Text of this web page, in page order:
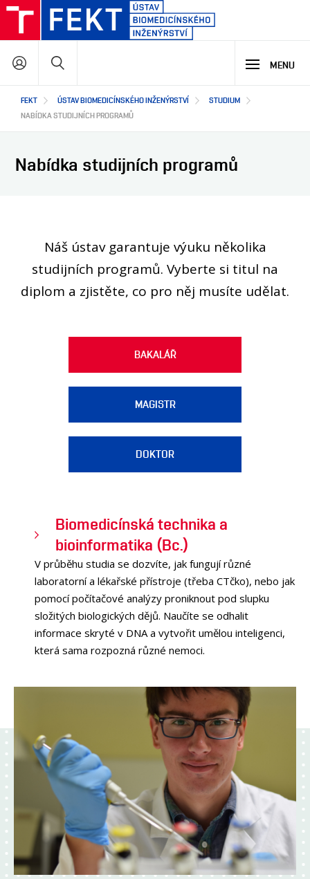
Přejít
hlavnímu
obsahu
Hlavní
navigace
STUDIUM
NABÍDKA STUDIJNÍCH PROGRAMŮ
VÝZKUMNÉ LABORATOŘE
STŘEDOŠKOLSKÁ ODBORNÁ ČINNOST
JAK S NÁMI SPOLUPRACOVAT
NAŠI PARTNEŘI
O NÁS
O ÚSTAVU
LABORATOŘE
EN
MENU
FEKT ÚSTAV BIOMEDICÍNSKÉHO INŽENÝRSTVÍ
STUDIUM
NABÍDKA STUDIJNÍCH PROGRAMŮ
Nabídka studijních programů
Náš ústav garantuje výuku několika
studijních programů. Vyberte si titul na
diplom a zjistěte, co pro něj musíte udělat.
BAKALÁŘ
MAGISTR
DOKTOR
Biomedicínská technika a
bioinformatika (Bc.)
V průběhu studia se dozvíte, jak fungují různé
laboratorní a lékařské přístroje (třeba CTčko), nebo jak
pomocí počítačové analýzy proniknout pod slupku
složitých biologických dějů. Naučíte se odhalit
informace skryté v DNA a vytvořit umělou inteligenci,
která sama rozpozná různé nemoci.